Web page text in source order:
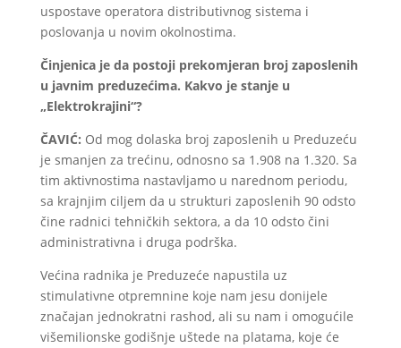
uspostave operatora distributivnog sistema i
poslovanja u novim okolnostima.
Činjenica je da postoji prekomjeran broj zaposlenih
u javnim preduzećima. Kakvo je stanje u
„Elektrokrajini“?
ČAVIĆ: Od mog dolaska broj zaposlenih u Preduzeću
je smanjen za trećinu, odnosno sa 1.908 na 1.320. Sa
tim aktivnostima nastavljamo u narednom periodu,
sa krajnjim ciljem da u strukturi zaposlenih 90 odsto
čine radnici tehničkih sektora, a da 10 odsto čini
administrativna i druga podrška.
Većina radnika je Preduzeće napustila uz
stimulativne otpremnine koje nam jesu donijele
značajan jednokratni rashod, ali su nam i omogućile
višemilionske godišnje uštede na platama, koje će